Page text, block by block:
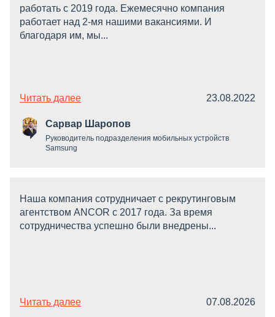
работать c 2019 года. Ежемесячно компания
работает над 2-мя нашими вакансиями. И
благодаря им, мы...
Читать далее 23.08.2022
Сарвар Шаропов
Руководитель подразделения мобильных устройств
Samsung
Наша компания сотрудничает с рекрутинговым
агентством ANCOR с 2017 года. За время
сотрудничества успешно были внедрены...
Читать далее 07.08.2026